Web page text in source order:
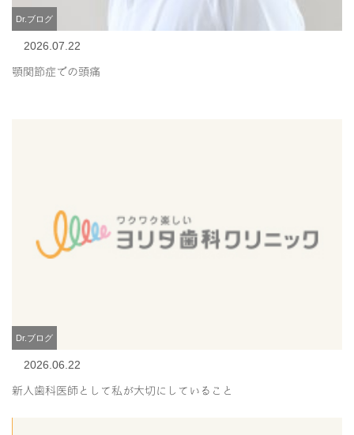
Dr.ブログ
2026.07.22
顎関節症での頭痛
Dr.ブログ
2026.06.22
新人歯科医師として私が大切にしていること